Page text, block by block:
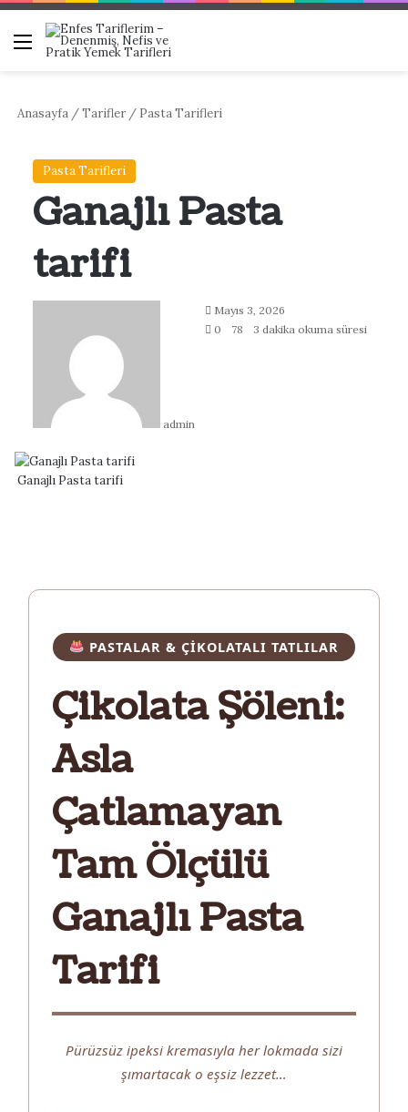
Menü
Anasayfa /Tarifler / Pasta Tarifleri
Pasta Tarifleri
Ganajlı Pasta
tarifi
admin
Bir
e-
Mayıs 3, 2026
0
78 3 dakika okuma süresi
Ganajlı Pasta tarifi
PASTALAR & ÇIKOLATALI TATLILAR
Çikolata Şöleni:
Asla
Çatlamayan
Tam Ölçülü
Ganajlı Pasta
Tarifi
Pürüzsüz ipeksi kremasıyla her lokmada sizi
şımartacak o eşsiz lezzet…